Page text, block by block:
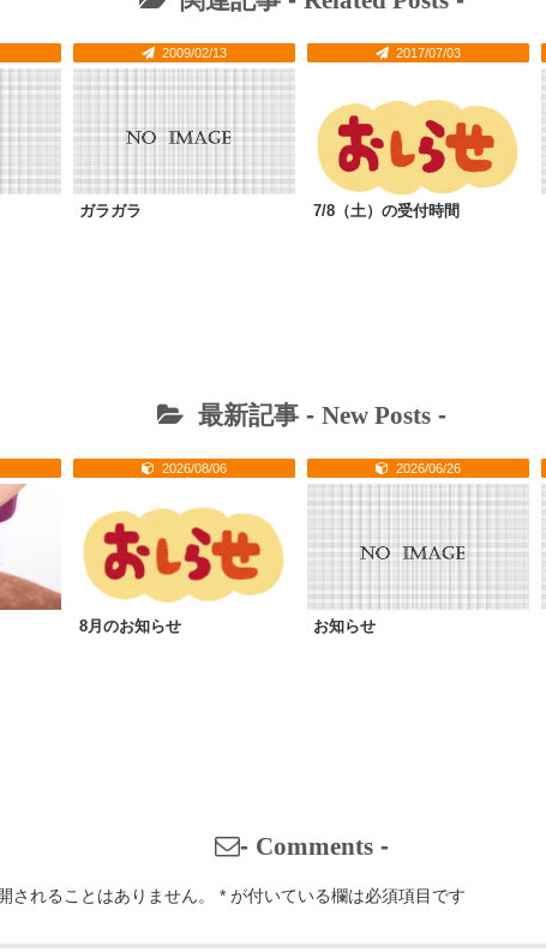
2009/02/13
ガラガラ
2017/07/03
7/8（土）の受付時間
最新記事 - New Posts-
2026/08/06
8月のお知らせ
2026/06/26
お知らせ
- Comments-
されることはありません。 * が付いている欄は必須項目です